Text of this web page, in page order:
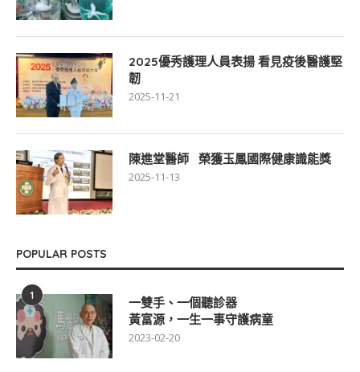
2025優秀護理人員表揚 看見疫後醫護堅
韌
2025-11-21
陳進堂醫師 榮獲玉鳳國際健康識能獎
2025-11-13
POPULAR POSTS
1
一雙手、一個聽診器
黃富源，一生一事守護病童
2023-02-20